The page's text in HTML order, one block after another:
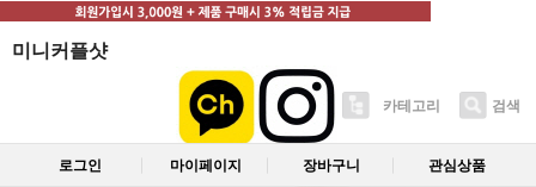
미니커플샷
카테고리 검색
로그인 마이페이지 장바구니 관심상품